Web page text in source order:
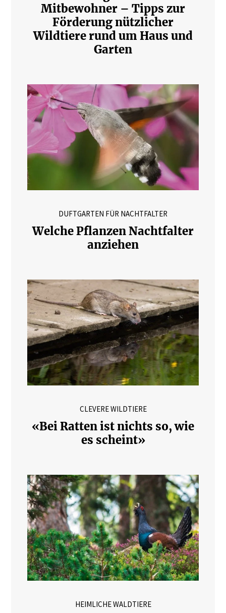
Mitbewohner – Tipps zur
Förderung nützlicher
Wildtiere rund um Haus und
Garten
DUFTGARTEN FÜR NACHTFALTER
Welche Pflanzen Nachtfalter
anziehen
CLEVERE WILDTIERE
«Bei Ratten ist nichts so, wie
es scheint»
HEIMLICHE WALDTIERE